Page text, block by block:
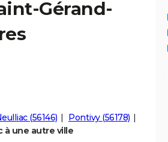
Gérand-
(56146)
Pontivy (56178)
à une autre ville